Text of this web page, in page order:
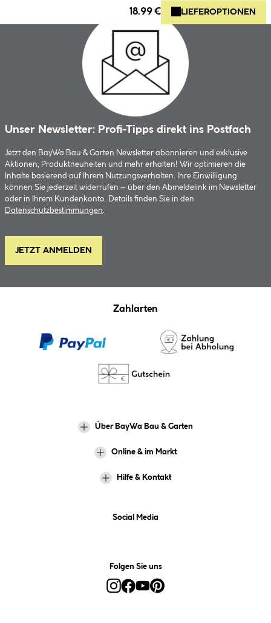
18.99 € LIEFEROPTIONEN
Unser Newsletter: Profi-Tipps direkt ins Postfach
Jetzt den BayWa Bau & Garten Newsletter abonnieren und exklusive
Aktionen, Produktneuheiten und mehr erhalten! Wir optimieren die
Inhalte basierend auf Ihrem Nutzungsverhalten. Ihre Einwilligung
können Sie jederzeit widerrufen – über den Abmeldelink im Newsletter
oder in Ihrem Kundenkonto. Details finden Sie in den
Datenschutzbestimmungen.
JETZT ANMELDEN
Zahlarten
Über BayWa Bau & Garten
Online & im Markt
Hilfe & Kontakt
Social Media
Folgen Sie uns